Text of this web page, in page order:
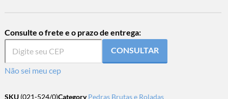
Consulte o frete e o prazo de entrega:
CONSULTAR
Não sei meu cep
SKU (021-524/0)Category Pedras Brutas e Roladas